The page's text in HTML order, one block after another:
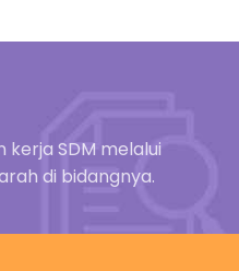
SDM melalui
di bidangnya.